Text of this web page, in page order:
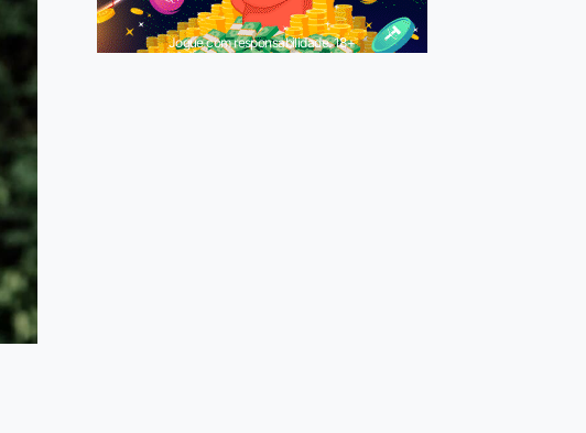
Jogue com responsabilidade. 18+